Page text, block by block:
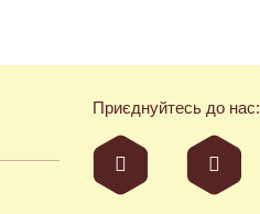
Приєднуйтесь до нас: